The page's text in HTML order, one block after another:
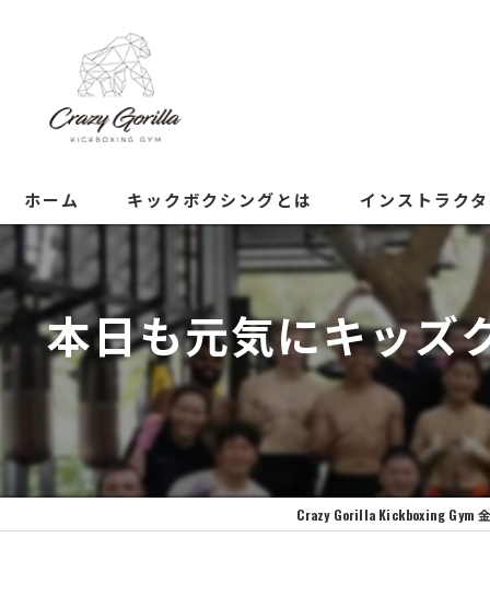
ホーム キックボクシングとは インストラク
本日も元気にキッズ
Crazy Gorilla Kickboxing Gym